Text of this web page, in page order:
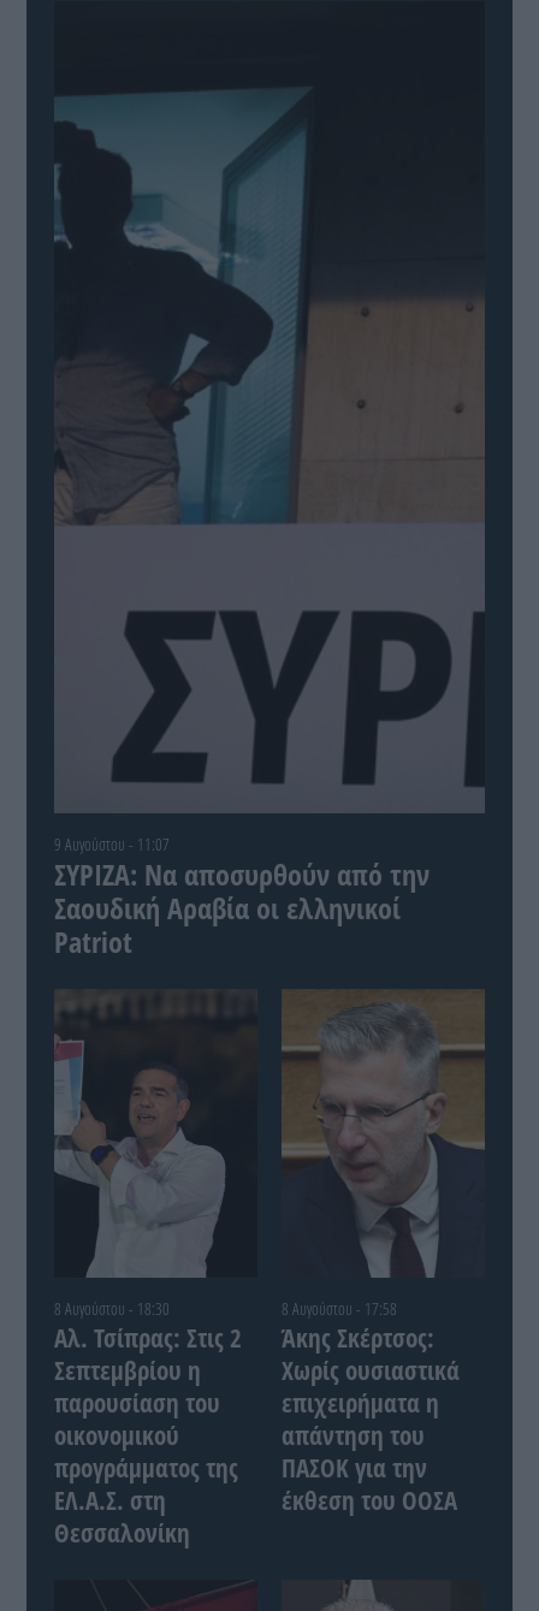
9 Αυγούστου - 11:07
ΣΥΡΙΖΑ: Να αποσυρθούν από την
Σαουδική Αραβία οι ελληνικοί
Patriot
8 Αυγούστου - 18:30
Αλ. Τσίπρας: Στις 2
Σεπτεμβρίου η
παρουσίαση του
οικονομικού
προγράμματος της
ΕΛ.Α.Σ. στη
Θεσσαλονίκη
8 Αυγούστου - 17:58
Άκης Σκέρτσος:
Χωρίς ουσιαστικά
επιχειρήματα η
απάντηση του
ΠΑΣΟΚ για την
έκθεση του ΟΟΣΑ